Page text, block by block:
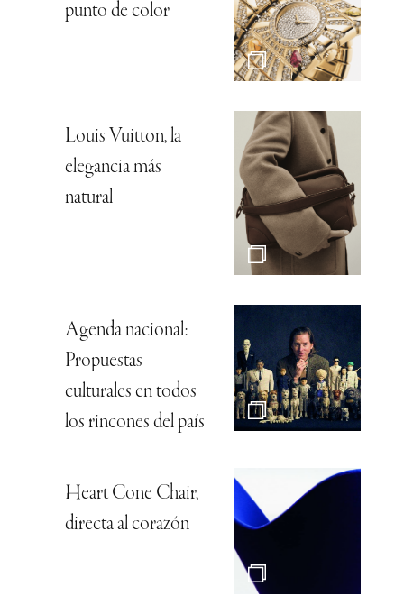
punto de color
Louis Vuitton, la
elegancia más
natural
Agenda nacional:
Propuestas
culturales en todos
los rincones del país
Heart Cone Chair,
directa al corazón